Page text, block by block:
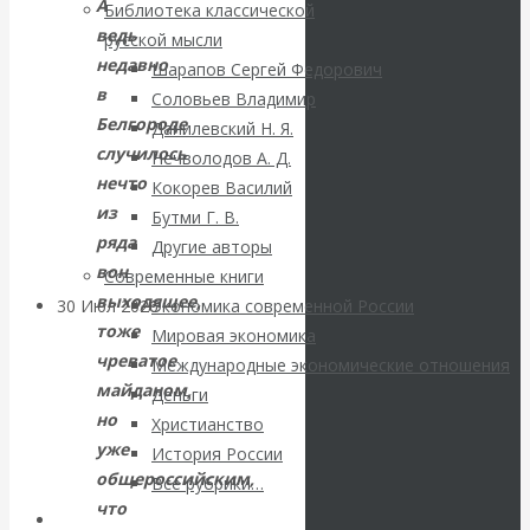
Библиотека классической
русской мысли
Шарапов Сергей Федорович
Соловьев Владимир
Данилевский Н. Я.
Нечволодов А. Д.
Кокорев Василий
Бутми Г. В.
Другие авторы
Современные книги
Экономика современной России
Мировая экономика
Международные экономические отношения
Деньги
Христианство
История России
Все рубрики…
Авторы РЭОШ
ВАлентин
Катасонов.
Саммит НАТО в
Турции: Drang
nach Osten
30 Июл 2026Банки
Валентин
Катасонов. Кто
определяет
А
ведь
недавно
в
Белгороде
случилось
нечто
из
ряда
вон
выходящее,
тоже
чреватое
майданом,
но
уже
общероссийским,
что